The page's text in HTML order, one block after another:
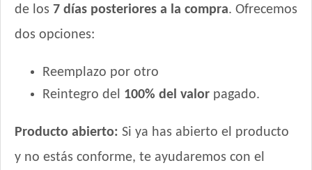
Top Nutrition Perro Cachorro Raza Mediana
Total Balance Ultra Pro Cachorros
Total Khan Cachorro
Vagoneta Perro Cachorro
Vitalcan Balanced Perro Cachorro Raza Grande
de los 7 días posteriores a la compra. Ofrecemos
dos opciones:
Reemplazo por otro
Reintegro del 100% del valor pagado.
Producto abierto: Si ya has abierto el producto
y no estás conforme, te ayudaremos con el